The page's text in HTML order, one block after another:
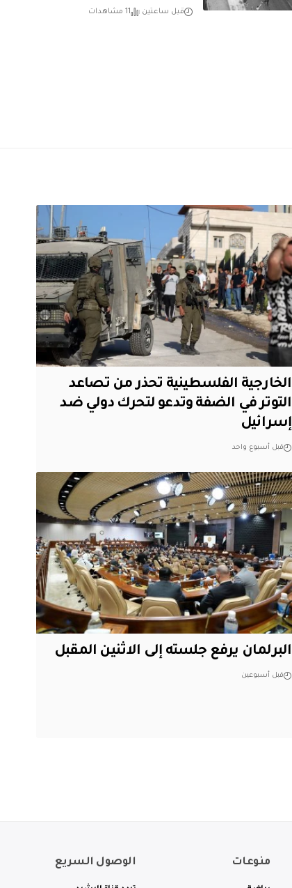
قبل ساعتين 11 مشاهدات
الخارجية الفلسطينية تحذر من تصاعد
التوتر في الضفة وتدعو لتحرك دولي ضد
إسرائيل
قبل أسبوع واحد
البرلمان يرفع جلسته إلى الاثنين المقبل
قبل أسبوعين
منوعات الوصول السريع